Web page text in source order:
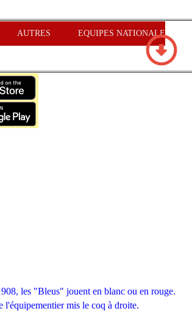
AUTRES EQUIPES NATIONALE
les "Bleus" jouent en blanc ou en rouge.
mis le coq à droite.